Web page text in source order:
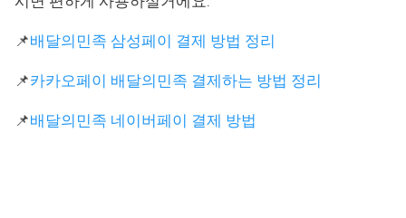
📌배달의민족 삼성페이 결제 방법 정리
📌카카오페이 배달의민족 결제하는 방법 정리
📌배달의민족 네이버페이 결제 방법